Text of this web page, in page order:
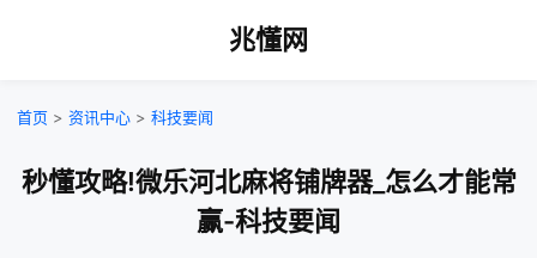
兆懂网
首页 > 资讯中心 > 科技要闻
秒懂攻略!微乐河北麻将铺牌器_怎么才能常
赢-科技要闻